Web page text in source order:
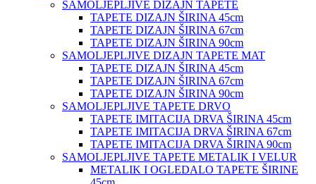
SAMOLJEPLJIVE DIZAJN TAPETE
TAPETE DIZAJN ŠIRINA 45cm
TAPETE DIZAJN ŠIRINA 67cm
TAPETE DIZAJN ŠIRINA 90cm
SAMOLJEPLJIVE DIZAJN TAPETE MAT
TAPETE DIZAJN ŠIRINA 45cm
TAPETE DIZAJN ŠIRINA 67cm
TAPETE DIZAJN ŠIRINA 90cm
SAMOLJEPLJIVE TAPETE DRVO
TAPETE IMITACIJA DRVA ŠIRINA 45cm
TAPETE IMITACIJA DRVA ŠIRINA 67cm
TAPETE IMITACIJA DRVA ŠIRINA 90cm
SAMOLJEPLJIVE TAPETE METALIK I VELUR
METALIK I OGLEDALO TAPETE ŠIRINE